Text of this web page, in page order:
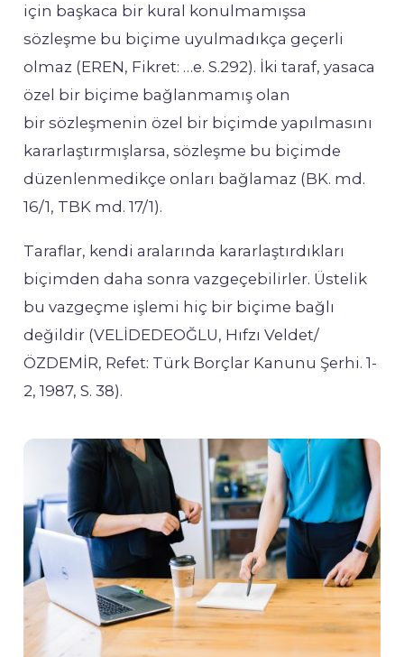
için başkaca bir kural konulmamışsa
sözleşme bu biçime uyulmadıkça geçerli
olmaz (EREN, Fikret: …e. S.292). İki taraf, yasaca
özel bir biçime bağlanmamış olan
bir sözleşmenin özel bir biçimde yapılmasını
kararlaştırmışlarsa, sözleşme bu biçimde
düzenlenmedikçe onları bağlamaz (BK. md.
16/1, TBK md. 17/1).
Taraflar, kendi aralarında kararlaştırdıkları
biçimden daha sonra vazgeçebilirler. Üstelik
bu vazgeçme işlemi hiç bir biçime bağlı
değildir (VELİDEDEOĞLU, Hıfzı Veldet/
ÖZDEMİR, Refet: Türk Borçlar Kanunu Şerhi. 1-
2, 1987, S. 38).